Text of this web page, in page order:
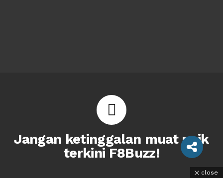
Jangan ketinggalan muat naik
terkini F8Buzz!
close